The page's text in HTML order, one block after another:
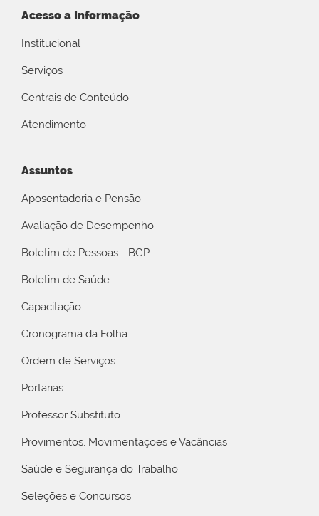
Acesso a Informação
Institucional
Serviços
Centrais de Conteúdo
Atendimento
Assuntos
Aposentadoria e Pensão
Avaliação de Desempenho
Boletim de Pessoas - BGP
Boletim de Saúde
Capacitação
Cronograma da Folha
Ordem de Serviços
Portarias
Professor Substituto
Provimentos, Movimentações e Vacâncias
Saúde e Segurança do Trabalho
Seleções e Concursos